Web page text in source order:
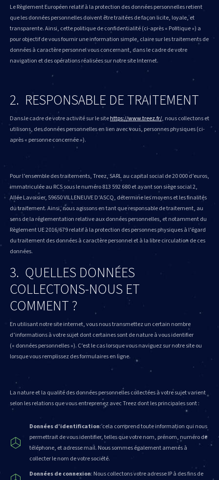
Le Règlement Européen relatif à la protection des données personnelles retient
que les données personnelles doivent être traitées de façon licite, loyale, et
transparente. Ainsi, cette politique de confidentialité (ci-après « Politique ») a
pour objectif de vous fournir une information simple, claire sur les traitements de
données à caractère personnel vous concernant, dans le cadre de votre
navigation et des opérations réalisées sur notre site Internet.
2. RESPONSABLE DE TRAITEMENT
Dans le cadre de votre activité sur le sitehttps://www.treez.fr/, nous collectons et
utilisons, des données personnelles en lien avec vous, personnes physiques (ci-
après « personne concernée »).
Pour l’ensemble des traitements, Treez, SARL au capital social de 20 000 d’euros,
immatriculée au RCS sous le numéro 813 592 680 et ayant son siège social 2,
Allée Lavoisier, 59650 VILLENEUVE D’ASCQ, détermine les moyens et les finalités
du traitement. Ainsi, nous agissons en tant que responsable de traitement, au
sens de la réglementation relative aux données personnelles, et notamment du
Règlement UE 2016/679 relatif à la protection des personnes physiques à l’égard
du traitement des données à caractère personnel et à la libre circulation de ces
données.
3. QUELLES DONNÉES
COLLECTONS-NOUS ET
COMMENT ?
En utilisant notre site internet, vous nous transmettez un certain nombre
d’informations à votre sujet dont certaines sont de nature à vous identifier
(« données personnelles »). C’est le cas lorsque vous naviguez sur notre site ou
lorsque vous remplissez des formulaires en ligne.
La nature et la qualité des données personnelles collectées à votre sujet varient
selon les relations que vous entreprenez avec Treez dont les principales sont :
Données d’identification: cela comprend toute information qui nous
permettrait de vous identifier, telles que votre nom, prénom, numéro de
téléphone, et adresse mail. Nous sommes également amenés à
collecter le nom de votre société.
Données de connexion: Nous collectons votre adresse IP à des fins de